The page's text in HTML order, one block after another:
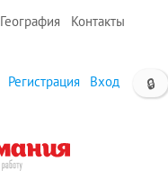
География
Контакты
🔒
Регистрация Вход